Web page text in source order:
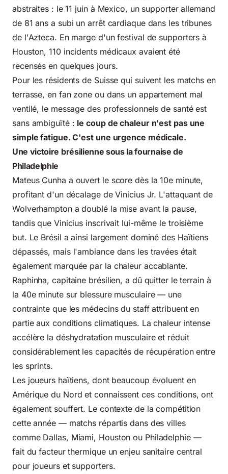
abstraites : le 11 juin à Mexico, un supporter allemand
de 81 ans a subi un arrêt cardiaque dans les tribunes
de l'Azteca. En marge d'un festival de supporters à
Houston, 110 incidents médicaux avaient été
recensés en quelques jours.
Pour les résidents de Suisse qui suivent les matchs en
terrasse, en fan zone ou dans un appartement mal
ventilé, le message des professionnels de santé est
sans ambiguïté : le coup de chaleur n'est pas une
simple fatigue. C'est une urgence médicale.
Une victoire brésilienne sous la fournaise de
Philadelphie
Mateus Cunha a ouvert le score dès la 10e minute,
profitant d'un décalage de Vinicius Jr. L'attaquant de
Wolverhampton a doublé la mise avant la pause,
tandis que Vinicius inscrivait lui-même le troisième
but. Le Brésil a ainsi largement dominé des Haïtiens
dépassés, mais l'ambiance dans les travées était
également marquée par la chaleur accablante.
Raphinha, capitaine brésilien, a dû quitter le terrain à
la 40e minute sur blessure musculaire — une
contrainte que les médecins du staff attribuent en
partie aux conditions climatiques. La chaleur intense
accélère la déshydratation musculaire et réduit
considérablement les capacités de récupération entre
les sprints.
Les joueurs haïtiens, dont beaucoup évoluent en
Amérique du Nord et connaissent ces conditions, ont
également souffert. Le contexte de la compétition
cette année — matchs répartis dans des villes
comme Dallas, Miami, Houston ou Philadelphie —
fait du facteur thermique un enjeu sanitaire central
pour joueurs et supporters.